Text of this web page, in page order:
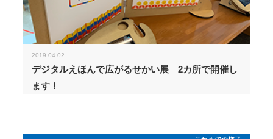
2019.04.02
デジタルえほんで広がるせかい展 2カ所で開催し
ます！